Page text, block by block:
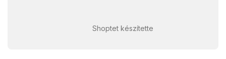
Shoptet készítette